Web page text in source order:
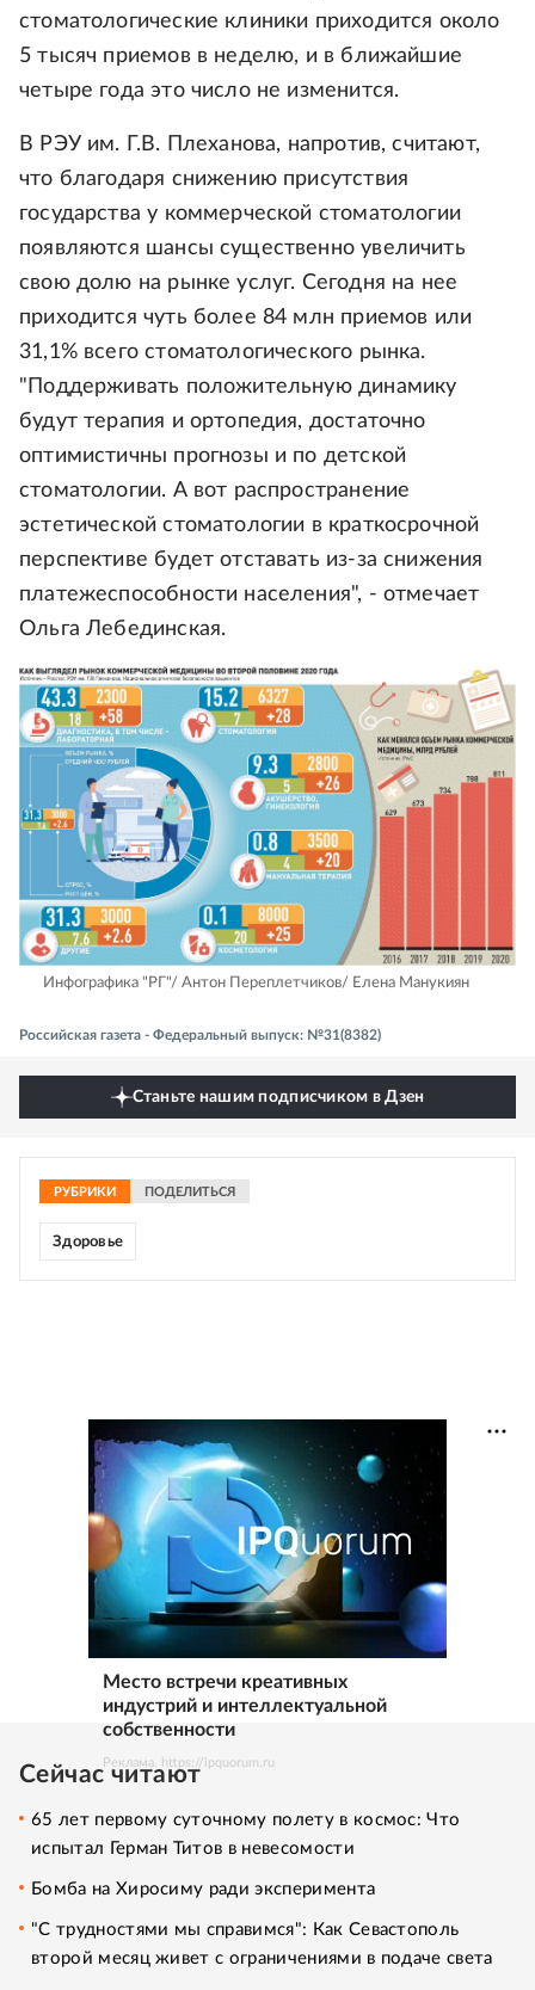
стоматологические клиники приходится около
5 тысяч приемов в неделю, и в ближайшие
четыре года это число не изменится.
В РЭУ им. Г.В. Плеханова, напротив, считают,
что благодаря снижению присутствия
государства у коммерческой стоматологии
появляются шансы существенно увеличить
свою долю на рынке услуг. Сегодня на нее
приходится чуть более 84 млн приемов или
31,1% всего стоматологического рынка.
"Поддерживать положительную динамику
будут терапия и ортопедия, достаточно
оптимистичны прогнозы и по детской
стоматологии. А вот распространение
эстетической стоматологии в краткосрочной
перспективе будет отставать из-за снижения
платежеспособности населения", - отмечает
Ольга Лебединская.
Инфографика "РГ"/ Антон Переплетчиков/ Елена Манукиян
Российская газета - Федеральный выпуск: №31(8382)
Станьте нашим подписчиком в Дзен
РУБРИКИ ПОДЕЛИТЬСЯ
Здоровье
Место встречи креативных
индустрий и интеллектуальной
собственности
Реклама. https://ipquorum.ru
Сейчас читают
65 лет первому суточному полету в космос: Что
испытал Герман Титов в невесомости
Бомба на Хиросиму ради эксперимента
"С трудностями мы справимся": Как Севастополь
второй месяц живет с ограничениями в подаче света